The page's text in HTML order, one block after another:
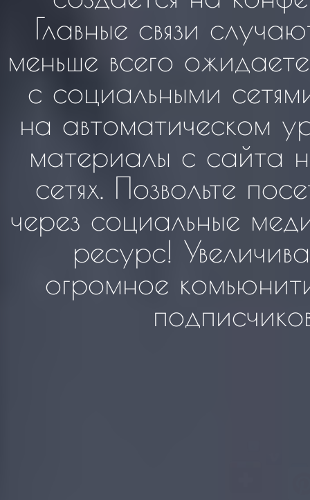
Главные связи
меньше всего
с социальными
на автоматическом
материалы с сайта
сетях. Позвольте
через социальные
ресурс!
огромное